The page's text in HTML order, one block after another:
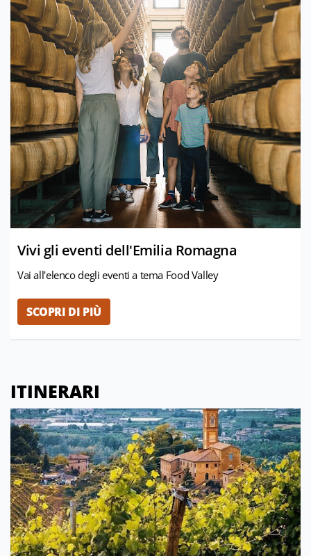
Vivi gli eventi dell'Emilia Romagna
Vai all'elenco degli eventi a tema Food Valley
SCOPRI DI PIÙ
ITINERARI